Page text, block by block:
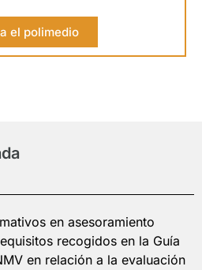
el polimedio
en asesoramiento
recogidos en la Guía
en relación a la evaluación